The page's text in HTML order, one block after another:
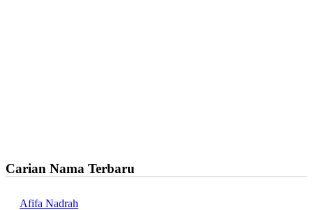
Carian Nama Terbaru
Afifa Nadrah